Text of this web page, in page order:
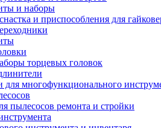
и наборы
и приспособления для
торцевых головок
для многофункционального
пылесосов ремонта и стройки